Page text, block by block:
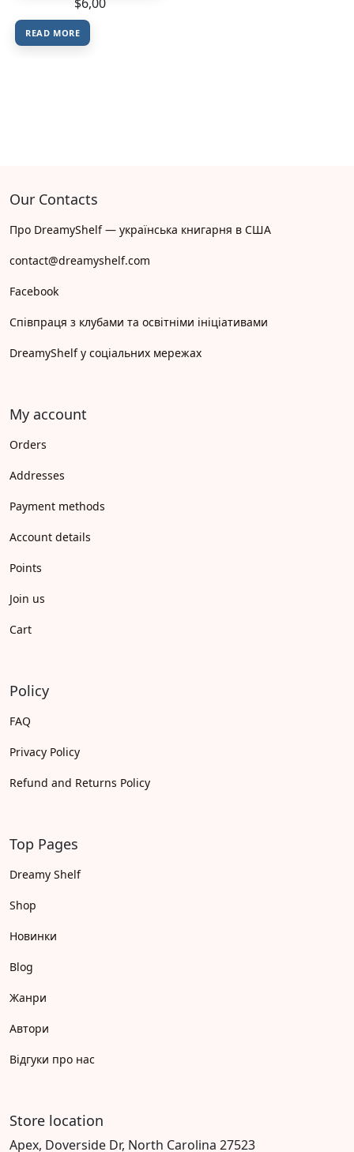
READ MORE
Our Contacts
Про DreamyShelf — українська книгарня в США
contact@dreamyshelf.com
Facebook
Співпраця з клубами та освітніми ініціативами
DreamyShelf у соціальних мережах
My account
Orders
Addresses
Payment methods
Account details
Points
Join us
Cart
Policy
FAQ
Privacy Policy
Refund and Returns Policy
Top Pages
Dreamy Shelf
Shop
Новинки
Blog
Жанри
Автори
Відгуки про нас
Store location
Apex, Doverside Dr, North Carolina 27523